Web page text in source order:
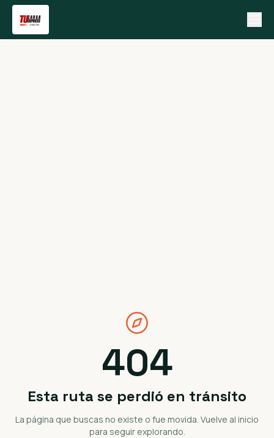
404
Esta ruta se perdió en tránsito
La página que buscas no existe o fue movida. Vuelve al inicio
para seguir explorando.